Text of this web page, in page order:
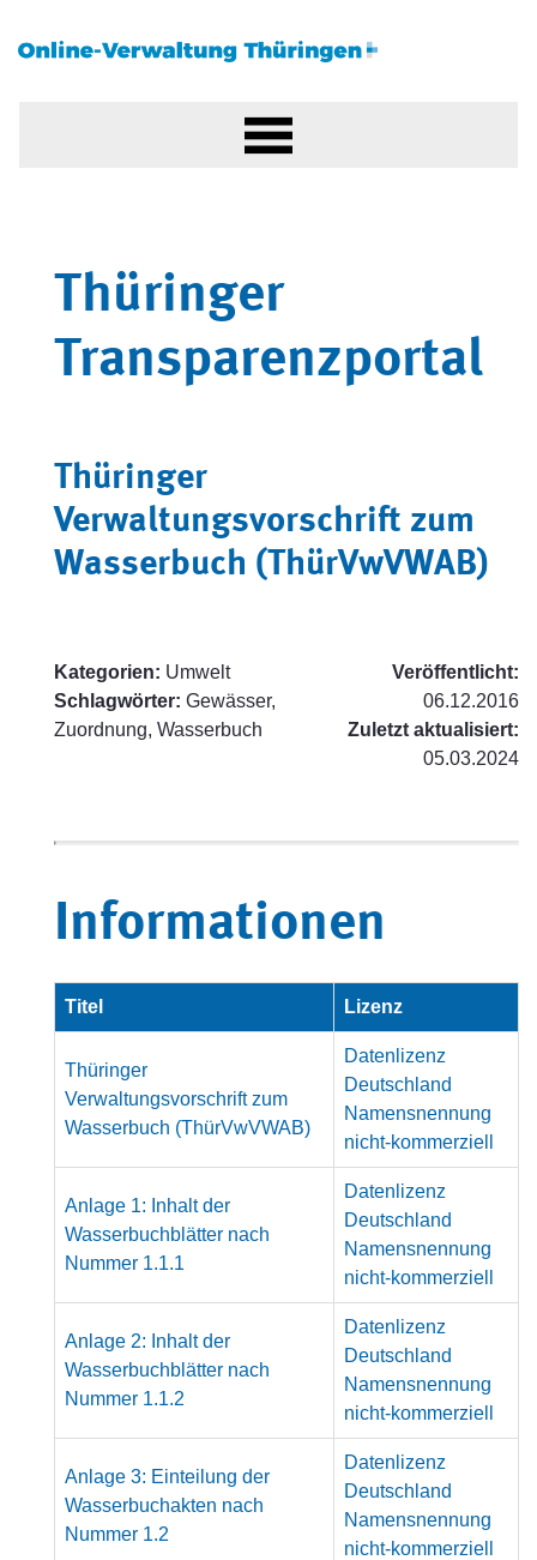
Thüringer
Transparenzportal
Thüringer
Verwaltungsvorschrift zum
Wasserbuch (ThürVwVWAB)
Kategorien: Umwelt
Schlagwörter: Gewässer,
Zuordnung, Wasserbuch
Veröffentlicht:
06.12.2016
Zuletzt aktualisiert:
05.03.2024
Informationen
Titel Lizenz
Thüringer
Verwaltungsvorschrift zum
Wasserbuch (ThürVwVWAB)
Datenlizenz
Deutschland
Namensnennung
nicht-kommerziell
Anlage 1: Inhalt der
Wasserbuchblätter nach
Nummer 1.1.1
Datenlizenz
Deutschland
Namensnennung
nicht-kommerziell
Anlage 2: Inhalt der
Wasserbuchblätter nach
Nummer 1.1.2
Datenlizenz
Deutschland
Namensnennung
nicht-kommerziell
Anlage 3: Einteilung der
Wasserbuchakten nach
Nummer 1.2
Datenlizenz
Deutschland
Namensnennung
nicht-kommerziell